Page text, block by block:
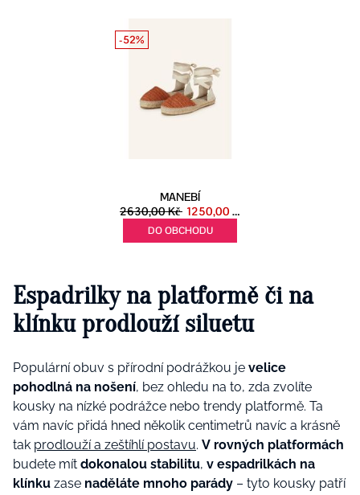
Espadrilky na platformě či na
klínku prodlouží siluetu
Populární obuv s přírodní podrážkou je velice
pohodlná na nošení, bez ohledu na to, zda zvolíte
kousky na nízké podrážce nebo trendy platformě. Ta
vám navíc přidá hned několik centimetrů navíc a krásně
tak prodlouží a zeštíhlí postavu. V rovných platformách
budete mít dokonalou stabilitu, v espadrilkách na
klínku zase naděláte mnoho parády – tyto kousky patří